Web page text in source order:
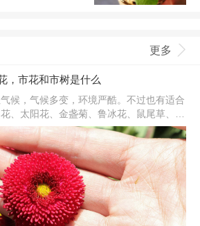
更多
，市花和市树是什么
候，气候多变，环境严酷。不过也有适合
、太阳花、金盏菊、鲁冰花、鼠尾草、波
非洲菊、牵牛花、美人蕉、大丽花、柳穿
鞭菊、蜀葵、丁香、刺玫、木槿、菊花、
槐、玉簪、榆叶梅等。